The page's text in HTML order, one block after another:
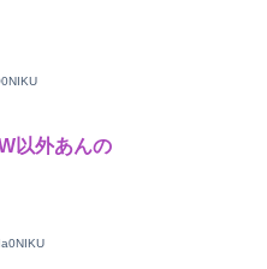
以外あんの